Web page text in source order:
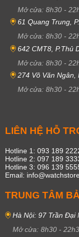
Mở cửa: 8h30 -
61 Quang Trung,
Mở cửa: 8h30 -
642 CMT8, P.Thủ
Mở cửa: 8h30 -
274 Võ Văn Ngân,
Mở cửa: 8h30 -
LIÊN HỆ HỖ
Hotline 1: 093 189
Hotline 2: 097 189
Hotline 3: 096 139
Email:
TRUNG TÂM
Hà Nội: 97 Trần Đại
Mở cửa: 8h30 -